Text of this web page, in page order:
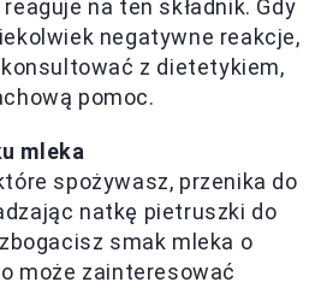
na ten składnik. Gdy
negatywne reakcje,
z dietetykiem,
pomoc.
mleka
spożywasz, przenika do
natkę pietruszki do
smak mleka o
może zainteresować